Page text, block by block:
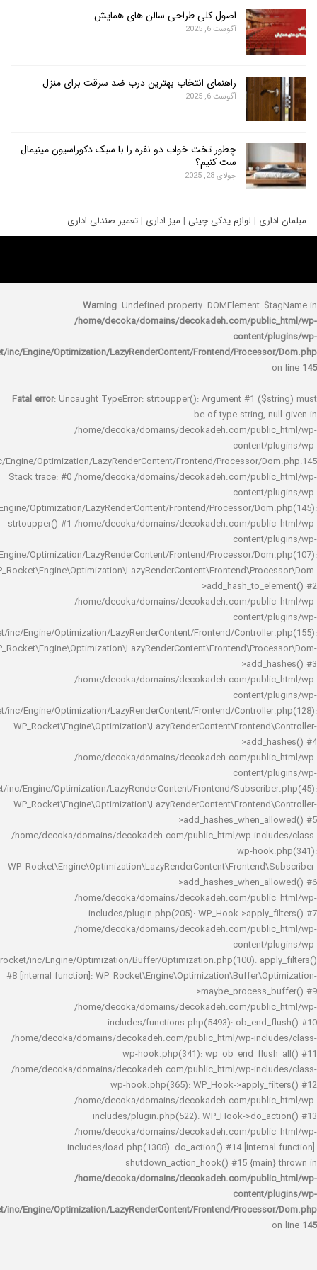
اصول کلی طراحی سالن های همایش
آگوست 6, 2025
راهنمای انتخاب بهترین درب ضد سرقت برای منزل
آگوست 6, 2025
چطور تخت خواب دو نفره را با سبک دکوراسیون مینیمال
ست کنیم؟
جولای 28, 2025
|لوازم یدکی چینی|میز اداری| تعمیر صندلی اداری
Warning: Undefined property:
/home/decoka/domains/decokadeh.com/
rocket/inc/Engine/Optimization/LazyRenderContent/Frontend/
Fatal error : Uncaught TypeError: strtoupper(): Argument #1
be of type string,
/home/decoka/domains/decokadeh.com/
rocket/inc/Engine/Optimization/LazyRenderContent/Frontend/Processor/
Stack trace: #0 /home/decoka/domains/decokadeh.com/
rocket/inc/Engine/Optimization/LazyRenderContent/Frontend/Processor/
strtoupper() #1 /home/decoka/domains/decokadeh.com/
rocket/inc/Engine/Optimization/LazyRenderContent/Frontend/Processor/
/home/decoka/domains/decokadeh.com/
rocket/inc/Engine/Optimization/LazyRenderContent/Frontend/
/home/decoka/domains/decokadeh.com/
rocket/inc/Engine/Optimization/LazyRenderContent/Frontend/
/home/decoka/domains/decokadeh.com/
rocket/inc/Engine/Optimization/LazyRenderContent/Frontend/
/home/decoka/domains/decokadeh.com/public_html/wp-
wp-
/home/decoka/domains/decokadeh.com/
includes/plugin.php(205): WP_Hook-
/home/decoka/domains/decokadeh.com/
rocket/inc/Engine/Optimization/Buffer/Optimization.php(100):
#8 [internal function]:
/home/decoka/domains/decokadeh.com/
includes/functions.php(5493):
/home/decoka/domains/decokadeh.com/public_html/wp-
wp-hook.php(341):
/home/decoka/domains/decokadeh.com/public_html/wp-
wp-hook.php(365): WP_Hook-
/home/decoka/domains/decokadeh.com/
includes/plugin.php(522): WP_Hook-
/home/decoka/domains/decokadeh.com/
includes/load.php(1308): do_action() #14
shutdown_action_hook() #15
/home/decoka/domains/decokadeh.com/
rocket/inc/Engine/Optimization/LazyRenderContent/Frontend/